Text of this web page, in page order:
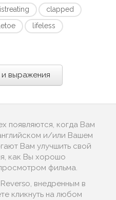
clapped
lifeless
выражения
появляются, когда Вам
и/или Вашем
Вам улучшить свой
как Вы хорошо
фильма.
внедренным в
кликнуть на любом